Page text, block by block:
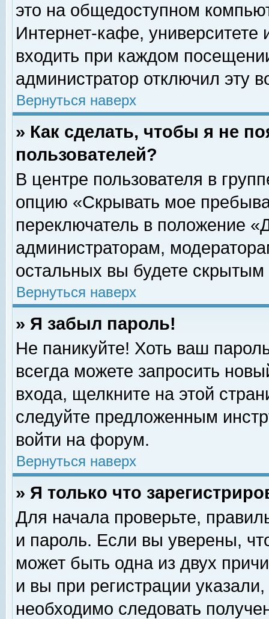
это на общедоступном
Интернет-кафе, университете
входить при каждом
администратор отключил эту
Вернуться наверх
» Как сделать, чтобы я не
пользователей?
В центре пользователя в
опцию «Скрывать мое
переключатель в положение
администраторам,
остальных вы будете скрытым
Вернуться наверх
» Я забыл пароль!
Не паникуйте! Хоть ваш
всегда можете запросить
входа, щелкните на этой
следуйте предложенным
войти на форум.
Вернуться наверх
» Я только что
Для начала проверьте,
и пароль. Если вы уверены,
может быть одна из двух
и вы при регистрации
необходимо следовать